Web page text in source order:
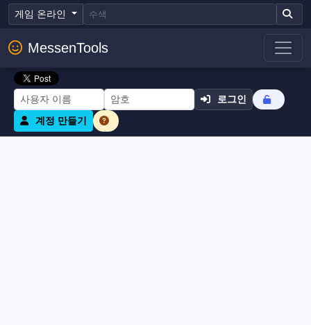
게임 온라인
MessenTools
로그인
계정 만들기